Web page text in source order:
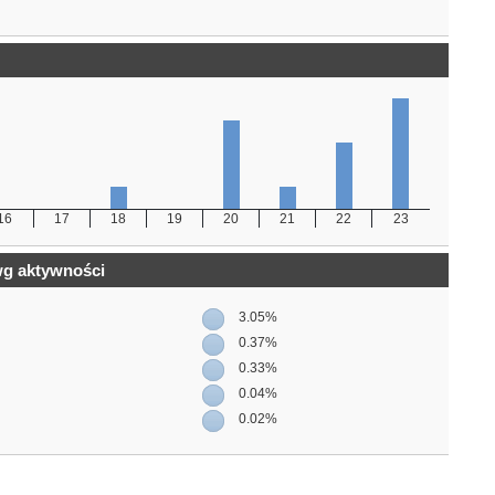
17 18 19 20 21 22 23
aktywności
3.05%
0.37%
0.33%
0.04%
0.02%